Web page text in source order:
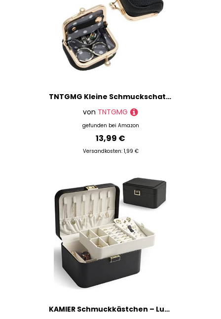
TNTGMG Kleine Schmuckschatulle aus Leder, 2 Stück, 6,5 × 5 × 3,5 cm, tragbares Reiseetui für Schmuck, Vintage-inspirierte Geldbörse mit Kussschloss für Frauen
von TNTGMG
gefunden bei Amazon
13,99 €
Versandkosten: 1,99 €
KAMIER Schmuckkästchen – Luxuriöse 2-stöckige Schmuckschatulle aus hochwertigem Flanell für Damen, geeignet für Ringe, Ohrringe, Armbänder & Halsketten, Schwarz